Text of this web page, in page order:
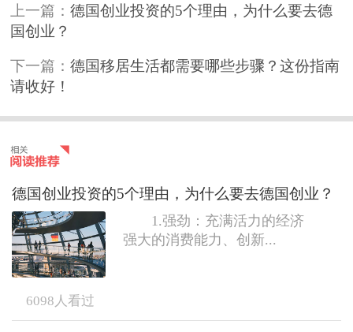
上一篇：德国创业投资的5个理由，为什么要去德
国创业？
下一篇：德国移居生活都需要哪些步骤？这份指南
请收好！
德国创业投资的5个理由，为什么要去德国创业？
1.强劲：充满活力的经济
强大的消费能力、创新...
6098 人看过